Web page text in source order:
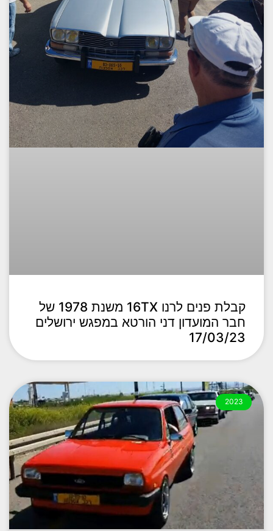
קבלת פנים לרנו 16TX משנת 1978 של
חבר המועדון דני הורטא במפגש ירושלים
17/03/23
2023